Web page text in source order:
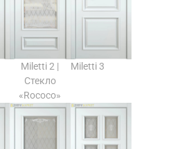
Miletti 2 |
Стекло
«Rococo»
Miletti 3